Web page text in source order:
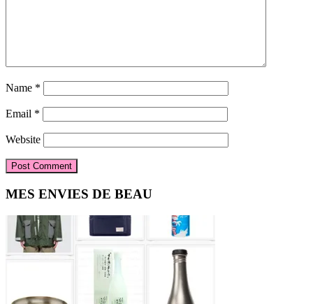
Name *
Email *
Website
Primary
Sidebar
MES ENVIES DE BEAU